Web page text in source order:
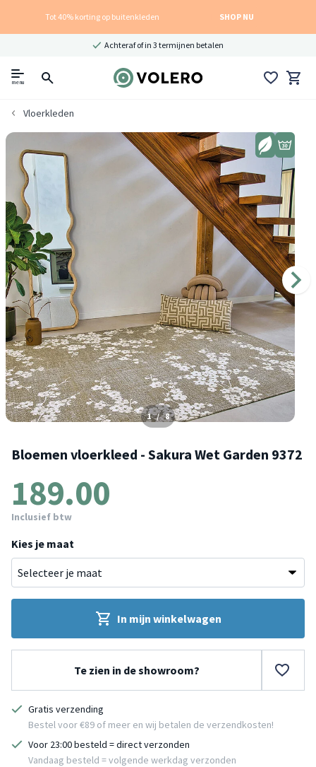
Tot 40% korting op buitenkleden SHOP NU
Achteraf of in 3 termijnen betalen
menu
Vloerkleden
1 / 8
Bloemen vloerkleed - Sakura Wet Garden 9372
189.00
Inclusief btw
Kies je maat
In mijn winkelwagen
Te zien in de showroom?
Gratis verzending
Bestel voor €89 of meer en wij betalen de verzendkosten!
Voor 23:00 besteld = direct verzonden
Vandaag besteld = volgende werkdag verzonden